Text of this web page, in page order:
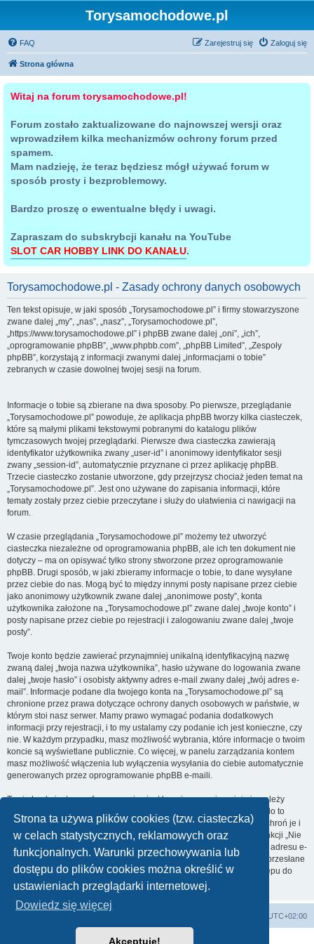
Strona ta używa plików cookies (tzw. ciasteczka)
w celach statystycznych, reklamowych oraz
funkcjonalnych. Warunki przechowywania lub
dostępu do plików cookies można określić w
ustawieniach przeglądarki internetowej.
Dowiedz się więcej
Akceptuję!
Torysamochodowe.pl
FAQ Zaloguj się
Zarejestruj się
Strona główna
Witaj na forum torysamochodowe.pl!
Forum zostało zaktualizowane do najnowszej wersji oraz
wprowadziłem kilka mechanizmów ochrony forum przed
spamem.
Mam nadzieję, że teraz będziesz mógł używać forum w
sposób prosty i bezproblemowy.
Bardzo proszę o ewentualne błędy i uwagi.
Zapraszam do subskrybcji kanału na YouTube
SLOT CAR HOBBY LINK DO KANAŁU.
Torysamochodowe.pl - Zasady ochrony danych osobowych
Ten tekst opisuje, w jaki sposób „Torysamochodowe.pl” i firmy stowarzyszone
zwane dalej „my”, „nas”, „nasz”, „Torysamochodowe.pl”,
„https://www.torysamochodowe.pl” i phpBB zwane dalej „oni”, „ich”,
„oprogramowanie phpBB”, „www.phpbb.com”, „phpBB Limited”, „Zespoły
phpBB”, korzystają z informacji zwanymi dalej „informacjami o tobie”
zebranych w czasie dowolnej twojej sesji na forum.
Informacje o tobie są zbierane na dwa sposoby. Po pierwsze, przeglądanie
„Torysamochodowe.pl” powoduje, że aplikacja phpBB tworzy kilka ciasteczek,
które są małymi plikami tekstowymi pobranymi do katalogu plików
tymczasowych twojej przeglądarki. Pierwsze dwa ciasteczka zawierają
identyfikator użytkownika zwany „user-id” i anonimowy identyfikator sesji
zwany „session-id”, automatycznie przyznane ci przez aplikację phpBB.
Trzecie ciasteczko zostanie utworzone, gdy przejrzysz chociaż jeden temat na
„Torysamochodowe.pl”. Jest ono używane do zapisania informacji, które
tematy zostały przez ciebie przeczytane i służy do ułatwienia ci nawigacji na
forum.
W czasie przeglądania „Torysamochodowe.pl” możemy też utworzyć
ciasteczka niezależne od oprogramowania phpBB, ale ich ten dokument nie
dotyczy – ma on opisywać tylko strony stworzone przez oprogramowanie
phpBB. Drugi sposób, w jaki zbieramy informacje o tobie, to dane wysyłane
przez ciebie do nas. Mogą być to między innymi posty napisane przez ciebie
jako anonimowy użytkownik zwane dalej „anonimowe posty”, konta
użytkownika założone na „Torysamochodowe.pl” zwane dalej „twoje konto” i
posty napisane przez ciebie po rejestracji i zalogowaniu zwane dalej „twoje
posty”.
Twoje konto będzie zawierać przynajmniej unikalną identyfikacyjną nazwę
zwaną dalej „twoja nazwa użytkownika”, hasło używane do logowania zwane
dalej „twoje hasło” i osobisty aktywny adres e-mail zwany dalej „twój adres e-
mail”. Informacje podane dla twojego konta na „Torysamochodowe.pl” są
chronione przez prawa dotyczące ochrony danych osobowych w państwie, w
którym stoi nasz serwer. Mamy prawo wymagać podania dodatkowych
informacji przy rejestracji, i to my ustalamy czy podanie ich jest konieczne, czy
nie. W każdym przypadku, masz możliwość wybrania, które informacje o twoim
koncie są wyświetlane publicznie. Co więcej, w panelu zarządzania kontem
masz możliwość włączenia lub wyłączenia wysyłania do ciebie automatycznie
generowanych przez oprogramowanie phpBB e-maili.
Twoje hasło jest zaszyfrowane, więc jest bezpieczne, niemniej nie należy
używać tego samego hasła na różnych witrynach internetowych. Hasło to
umożliwia dostęp do twojego konta na „Torysamochodowe.pl”, więc chroń je i
w żadnym wypadku nie podawaj
nikomu. Jeśli je zapomnisz, użyj funkcji „Nie
pamiętam hasła”. Witryna poprosi cię o podanie nazwy użytkownika i adresu e-
mail. Po podaniu tych danych zostanie wygenerowane nowe hasło i przesłane
na podany przez ciebie adres e-mail. Umożliwi ono odzyskanie dostępu do
twojego konta.
UTC+02:00
Technologię dostarczaphpBB® Forum Software © phpBB Limited